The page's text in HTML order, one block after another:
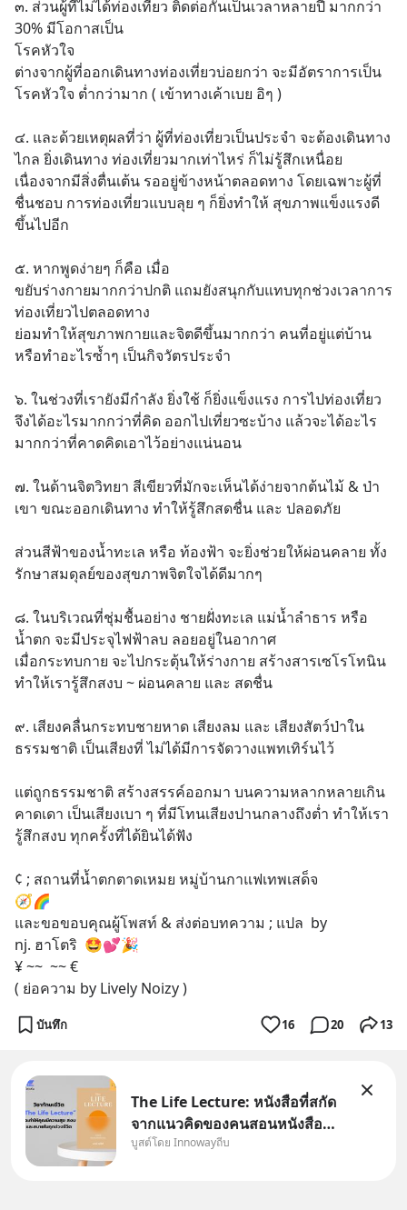
๓. ส่วนผู้ที่ไม่ได้ท่องเที่ยว ติดต่อกันเป็นเวลาหลายปี มากกว่า
30% มีโอกาสเป็น
โรคหัวใจ
ต่างจากผู้ที่ออกเดินทางท่องเที่ยวบ่อยกว่า จะมีอัตราการเป็น
โรคหัวใจ ต่ำกว่ามาก ( เข้าทางเค้าเบย อิๆ )
๔. และด้วยเหตุผลที่ว่า ผู้ที่ท่องเที่ยวเป็นประจำ จะต้องเดินทาง
ไกล ยิ่งเดินทาง ท่องเที่ยวมากเท่าไหร่ ก็ไม่รู้สึกเหนื่อย
เนื่องจากมีสิ่งตื่นเต้น รออยู่ข้างหน้าตลอดทาง โดยเฉพาะผู้ที่
ชื่นชอบ การท่องเที่ยวแบบลุย ๆ ก็ยิ่งทำให้ สุขภาพแข็งแรงดี
ขึ้นไปอีก
๕. หากพูดง่ายๆ ก็คือ เมื่อ
ขยับร่างกายมากกว่าปกติ แถมยังสนุกกับแทบทุกช่วงเวลาการ
ท่องเที่ยวไปตลอดทาง
ย่อมทำให้สุขภาพกายและจิตดีขึ้นมากกว่า คนที่อยู่แต่บ้าน
หรือทำอะไรซ้ำๆ เป็นกิจวัตรประจำ
๖. ในช่วงที่เรายังมีกำลัง ยิ่งใช้ ก็ยิ่งแข็งแรง การไปท่องเที่ยว
จึงได้อะไรมากกว่าที่คิด ออกไปเที่ยวซะบ้าง แล้วจะได้อะไร
มากกว่าที่คาดคิดเอาไว้อย่างแน่นอน
๗. ในด้านจิตวิทยา สีเขียวที่มักจะเห็นได้ง่ายจากต้นไม้ & ป่า
เขา ขณะออกเดินทาง ทำให้รู้สึกสดชื่น และ ปลอดภัย
ส่วนสีฟ้าของน้ำทะเล หรือ ท้องฟ้า จะยิ่งช่วยให้ผ่อนคลาย ทั้ง
รักษาสมดุลย์ของสุขภาพจิตใจได้ดีมากๆ
๘. ในบริเวณที่ชุ่มชื้นอย่าง ชายฝั่งทะเล แม่น้ำลำธาร หรือ
น้ำตก จะมีประจุไฟฟ้าลบ ลอยอยู่ในอากาศ
เมื่อกระทบกาย จะไปกระตุ้นให้ร่างกาย สร้างสารเซโรโทนิน
ทำให้เรารู้สึกสงบ ~ ผ่อนคลาย และ สดชื่น
๙. เสียงคลื่นกระทบชายหาด เสียงลม และ เสียงสัตว์ป่าใน
ธรรมชาติ เป็นเสียงที่ ไม่ได้มีการจัดวางแพทเทิร์นไว้
แต่ถูกธรรมชาติ สร้างสรรค์ออกมา บนความหลากหลายเกิน
คาดเดา เป็นเสียงเบา ๆ ที่มีโทนเสียงปานกลางถึงต่ำ ทำให้เรา
รู้สึกสงบ ทุกครั้งที่ได้ยินได้ฟัง
¢ ; สถานที่น้ำตกตาดเหมย หมู่บ้านกาแฟเทพเสด็จ
🧭🌈
และขอขอบคุณผู้โพสท์ & ส่งต่อบทความ ; แปล  by
nj. ฮาโตริ  🤩💕🎉
¥ ~~  ~~ €
( ย่อความ by Lively Noizy )
บันทึก 16 20 13
The Life Lecture: หนังสือที่สกัด
จากแนวคิดของคนสอนหนังสือ
สวัสดีครับเพื่อนๆชาว
บูสต์โดย Innowayถีบ